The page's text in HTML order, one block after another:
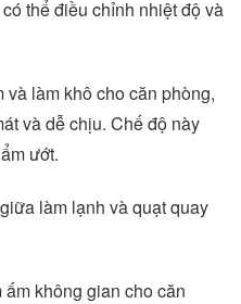
thể điều chỉnh nhiệt độ và
và làm khô cho căn phòng,
và dễ chịu. Chế độ này
ướt.
làm lạnh và quạt quay
không gian cho căn